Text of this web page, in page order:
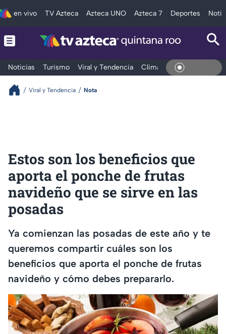
en vivo TV Azteca Azteca UNO Azteca 7 Deportes
Noticias Turismo Viral y Tendencia Clima Tráfico En Vivo
Viral y Tendencia Nota
Estos son los beneficios que
aporta el ponche de frutas
navideño que se sirve en las
posadas
Ya comienzan las posadas de este año y te
queremos compartir cuáles son los
beneficios que aporta el ponche de frutas
navideño y cómo debes prepararlo.